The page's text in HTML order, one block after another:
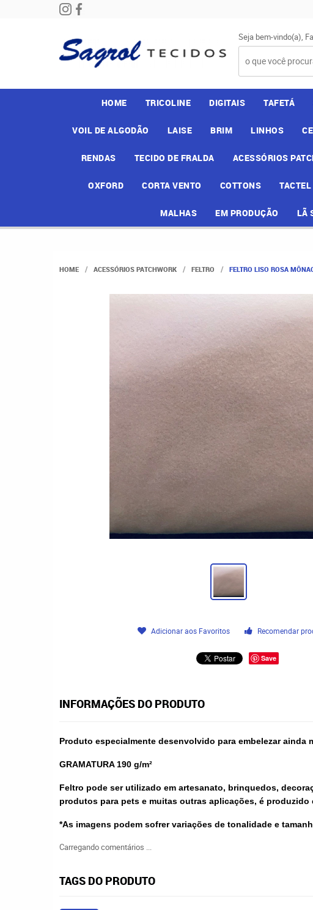
Seja bem-vindo(a),
HOME TRICOLINE DIGITAIS TAFETÁ
VOIL DE ALGODÃO LAISE BRIM LINHOS
RENDAS TECIDO DE FRALDA ACESSÓRIOS
OXFORD CORTA VENTO COTTONS TACTEL
MALHAS EM PRODUÇÃO LÃ
HOME ACESSÓRIOS PATCHWORK FELTRO FELTRO LISO ROSA
Adicionar aos Favoritos Recomendar
Save
INFORMAÇÕES DO PRODUTO
Produto especialmente desenvolvido para embelezar ainda
GRAMATURA 190 g/m²
Feltro pode ser utilizado em artesanato, brinquedos,
produtos para pets e muitas outras aplicações, é
*As imagens podem sofrer variações de tonalidade e
Carregando comentários ...
TAGS DO PRODUTO